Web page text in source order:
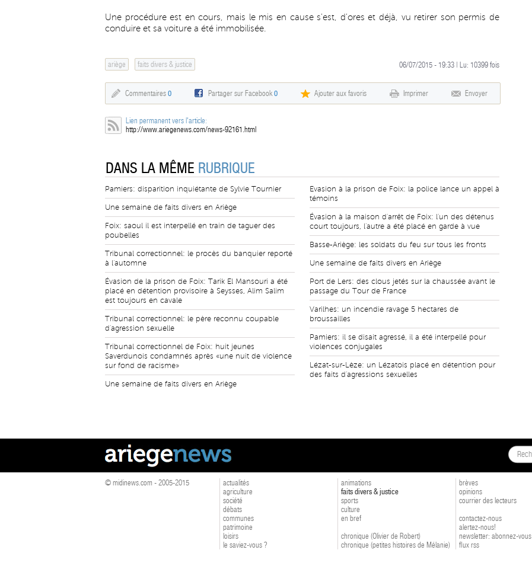
Une procédure est en cours, mais le mis en cause s'est, d'ores et déjà, vu retirer son permis de
conduire et sa voiture a été immobilisée.
ariège faits divers & justice 06/07/2015 - 19:33 | Lu: 10399 fois
Commentaires 0 Partager sur Facebook0 Ajouter aux favoris Imprimer Envoyer
Lien permanent vers l'article:
http://www.ariegenews.com/news-92161.html
DANS LA MÊME RUBRIQUE
Pamiers: disparition inquiétante de Sylvie Tournier
Une semaine de faits divers en Ariège
Foix: saoul il est interpellé en train de taguer des
poubelles
Tribunal correctionnel: le procès du banquier reporté
à l'automne
Évasion de la prison de Foix: Tarik El Mansouri a été
placé en détention provisoire à Seysses, Alim Salim
est toujours en cavale
Tribunal correctionnel: le père reconnu coupable
d'agression sexuelle
Tribunal correctionnel de Foix: huit jeunes
Saverdunois condamnés après «une nuit de violence
sur fond de racisme»
Une semaine de faits divers en Ariège
Evasion à la prison de Foix: la police lance un appel à
témoins
Évasion à la maison d'arrêt de Foix: l'un des détenus
court toujours, l'autre a été placé en garde à vue
Basse-Ariège: les soldats du feu sur tous les fronts
Une semaine de faits divers en Ariège
Port de Lers: des clous jetés sur la chaussée avant le
passage du Tour de France
Varilhes: un incendie ravage 5 hectares de
broussailles
Pamiers: il se disait agressé, il a été interpellé pour
violences conjugales
Lézat-sur-Lèze: un Lézatois placé en détention pour
des faits d'agressions sexuelles
© midinews.com - 2005-2015
actualités
agriculture
société
débats
communes
patrimoine
loisirs
le saviez-vous ?
animations
faits divers & justice
sports
culture
en bref
chronique (Olivier de Robert)
chronique (petites histoires de Mélanie)
brèves
opinions
courrier des lecteurs
contactez-nous
alertez-nous!
newsletter: abonnez-vous
flux rss